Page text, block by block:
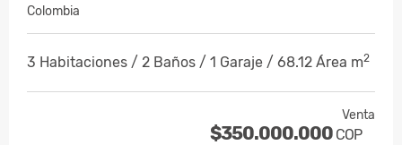
Colombia
3 Habitaciones / 2 Baños / 1 Garaje / 68.12 Área m2
Venta
$350.000.000 COP